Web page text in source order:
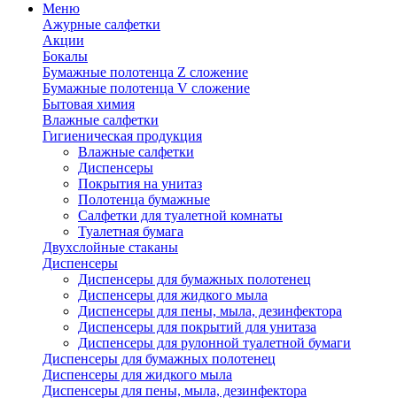
Меню
Ажурные салфетки
Акции
Бокалы
Бумажные полотенца Z сложение
Бумажные полотенца V сложение
Бытовая химия
Влажные салфетки
Гигиеническая продукция
Влажные салфетки
Диспенсеры
Покрытия на унитаз
Полотенца бумажные
Салфетки для туалетной комнаты
Туалетная бумага
Двухслойные стаканы
Диспенсеры
Диспенсеры для бумажных полотенец
Диспенсеры для жидкого мыла
Диспенсеры для пены, мыла, дезинфектора
Диспенсеры для покрытий для унитаза
Диспенсеры для рулонной туалетной бумаги
Диспенсеры для бумажных полотенец
Диспенсеры для жидкого мыла
Диспенсеры для пены, мыла, дезинфектора